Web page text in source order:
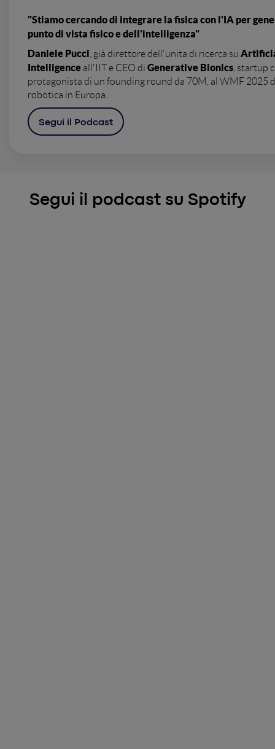
"Stiamo cercando di integrare la fisica con l'IA per
punto di vista fisico e dell'intelligenza"
Daniele Pucci , già direttore dell'unita di ricerca su
Intelligence all'IIT e CEO di Generative Bionics , startup
protagonista di un founding round da 70M, al WMF 2025
robotica in Europa.
Segui il Podcast
Segui il podcast su Spotify